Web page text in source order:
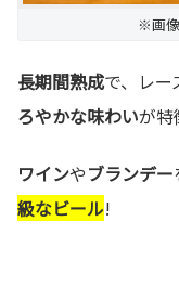
※画
長期間熟成で、レー
ろやかな味わいが特
ワインやブランデー
級なビール!